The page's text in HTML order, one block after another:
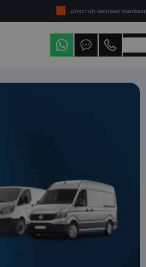
Direct uit voorraad leverbaar
Levering in heel Nederland